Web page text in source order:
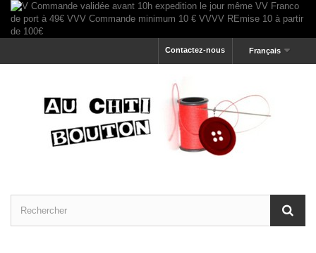
Français
Contactez-nous